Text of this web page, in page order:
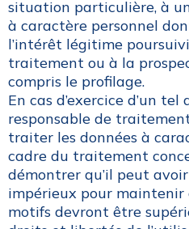
situation particulière, à
à caractère personnel
l’intérêt légitime
traitement ou à la
compris le profilage.
En cas d’exercice d’un
responsable de
traiter les données à
cadre du traitement
démontrer qu’il peut
impérieux pour maintenir
motifs devront être